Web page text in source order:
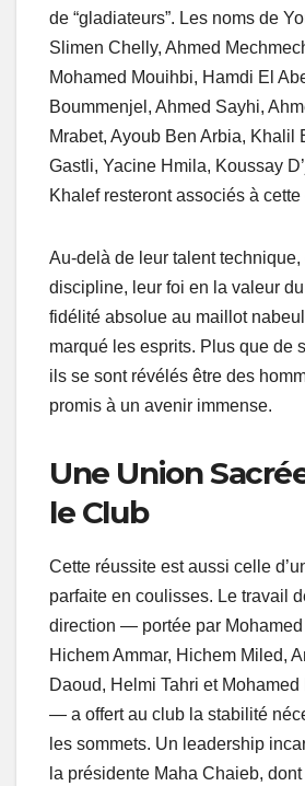
de “gladiateurs”. Les noms de
Slimen Chelly, Ahmed
Mohamed Mouihbi, Hamdi El
Boummenjel, Ahmed Sayhi,
Mrabet, Ayoub Ben Arbia, Khalil
Gastli, Yacine Hmila, Koussay
Khalef resteront associés à cette
Au-delà de leur talent technique,
discipline, leur foi en la valeur
fidélité absolue au maillot
marqué les esprits. Plus que de
ils se sont révélés être des
promis à un avenir immense.
Une Union
le Club
Cette réussite est aussi celle
parfaite en coulisses. Le travail
direction — portée par Mohamed
Hichem Ammar, Hichem Miled,
Daoud, Helmi Tahri et
— a offert au club la stabilité
les sommets. Un leadership
la présidente Maha Chaieb,